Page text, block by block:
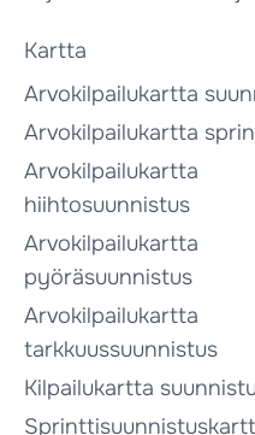
Kartta
Arvokilpailukartta
Arvokilpailukartta
Arvokilpailukartta
hiihtosuunnistus
Arvokilpailukartta
pyöräsuunnistus
Arvokilpailukartta
tarkkuussuunnistus
Kilpailukartta